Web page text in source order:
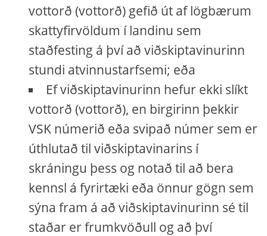
vottorð (vottorð) gefið út af lögbærum
skattyfirvöldum í landinu sem
staðfesting á því að viðskiptavinurinn
stundi atvinnustarfsemi; eða
Ef viðskiptavinurinn hefur ekki slíkt
vottorð (vottorð), en birgirinn þekkir
VSK númerið eða svipað númer sem er
úthlutað til viðskiptavinarins í
skráningu þess og notað til að bera
kennsl á fyrirtæki eða önnur gögn sem
sýna fram á að viðskiptavinurinn sé til
staðar er frumkvöðull og að því